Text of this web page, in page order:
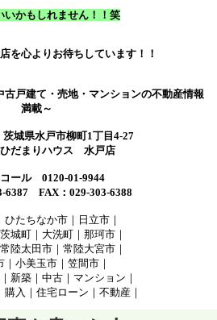
いかもしれません！！笑
を心よりお待ちしています！！
古戸建て・売地・マンションの不動産情報
満載～
城県水戸市柳町1丁目4-27
だまりハウス 水戸店
ール 0120-01-9944
6387 FAX：029-303-6388
ひたちなか市｜日立市｜
城町｜大洗町｜那珂市｜
陸太田市｜常陸大宮市｜
｜小美玉市｜笠間市 ｜
新築｜中古｜マンション｜
購入｜住宅ローン｜不動産｜